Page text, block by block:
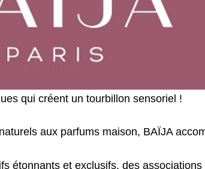
qui créent un tourbillon sensoriel !
aux parfums maison, BAÏJA
étonnants et exclusifs, des